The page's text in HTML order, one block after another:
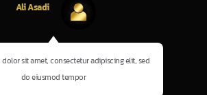
sit amet, consectetur adipiscing elit, sed
do eiusmod tempor
Ali Asadi